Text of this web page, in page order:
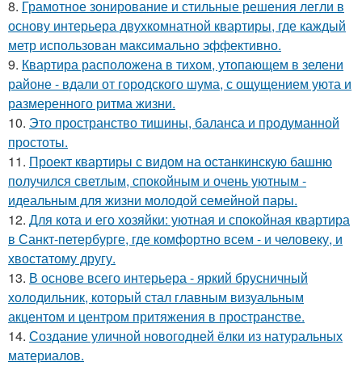
8. Грамотное зонирование и стильные решения легли в
основу интерьера двухкомнатной квартиры, где каждый
метр использован максимально эффективно.
9. Квартира расположена в тихом, утопающем в зелени
районе - вдали от городского шума, с ощущением уюта и
размеренного ритма жизни.
10. Это пространство тишины, баланса и продуманной
простоты.
11. Проект квартиры с видом на останкинскую башню
получился светлым, спокойным и очень уютным -
идеальным для жизни молодой семейной пары.
12. Для кота и его хозяйки: уютная и спокойная квартира
в Санкт-петербурге, где комфортно всем - и человеку, и
хвостатому другу.
13. В основе всего интерьера - яркий брусничный
холодильник, который стал главным визуальным
акцентом и центром притяжения в пространстве.
14. Создание уличной новогодней ёлки из натуральных
материалов.